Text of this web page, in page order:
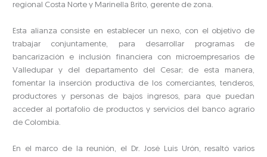
regional Costa Norte y Marinella Brito, gerente de zona.
Esta alianza consiste en establecer un nexo, con el objetivo de
trabajar conjuntamente, para desarrollar programas de
bancarización e inclusión financiera con microempresarios de
Valledupar y del departamento del Cesar; de esta manera,
fomentar la inserción productiva de los comerciantes, tenderos,
productores y personas de bajos ingresos, para que puedan
acceder al portafolio de productos y servicios del banco agrario
de Colombia.
En el marco de la reunión, el Dr. José Luis Urón, resaltó varios